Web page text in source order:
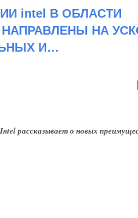
intel В ОБЛАСТИ
НА
И…
рассказывает о новых